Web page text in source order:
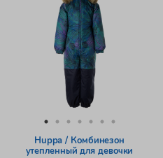
Huppa / Комбинезон
утепленный для девочки